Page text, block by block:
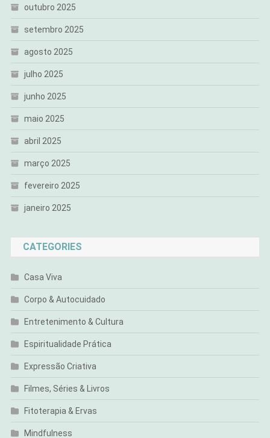
outubro 2025
setembro 2025
agosto 2025
julho 2025
junho 2025
maio 2025
abril 2025
março 2025
fevereiro 2025
janeiro 2025
CATEGORIES
Casa Viva
Corpo & Autocuidado
Entretenimento & Cultura
Espiritualidade Prática
Expressão Criativa
Filmes, Séries & Livros
Fitoterapia & Ervas
Mindfulness